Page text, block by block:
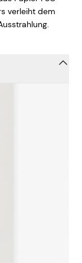
verleiht dem